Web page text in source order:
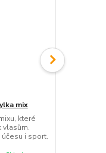
mix
které
vlasům.
i sport.